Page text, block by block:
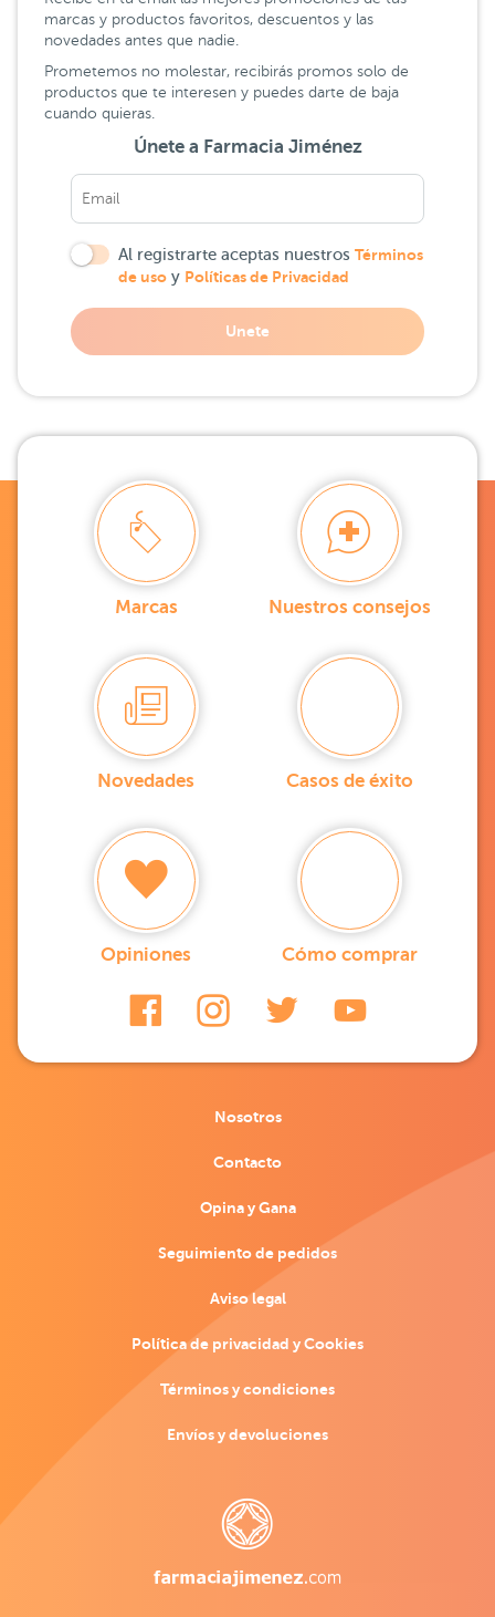
marcas y productos favoritos, descuentos y las
novedades antes que nadie.
Prometemos no molestar, recibirás promos solo de
productos que te interesen y puedes darte de baja
cuando quieras.
Únete a Farmacia Jiménez
Al registrarte aceptas nuestros Términos
de uso y Políticas de Privacidad
Unete
Marcas Nuestros consejos
Novedades Casos de éxito
Opiniones Cómo comprar
Nosotros
Contacto
Opina y Gana
Seguimiento de pedidos
Aviso legal
Política de privacidad y Cookies
Términos y condiciones
Envíos y devoluciones